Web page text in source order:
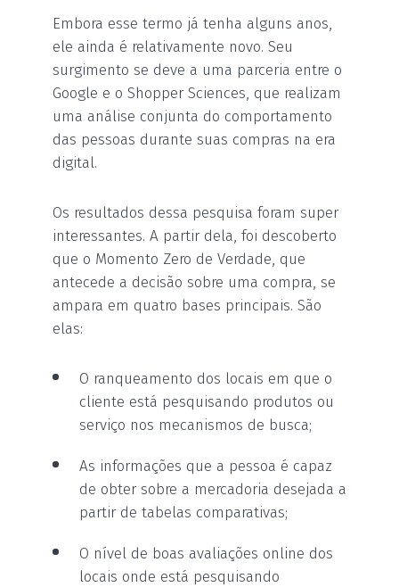
Embora esse termo já tenha alguns anos,
ele ainda é relativamente novo. Seu
surgimento se deve a uma parceria entre o
Google e o Shopper Sciences, que realizam
uma análise conjunta do comportamento
das pessoas durante suas compras na era
digital.
Os resultados dessa pesquisa foram super
interessantes. A partir dela, foi descoberto
que o Momento Zero de Verdade, que
antecede a decisão sobre uma compra, se
ampara em quatro bases principais. São
elas:
O ranqueamento dos locais em que o
cliente está pesquisando produtos ou
serviço nos mecanismos de busca;
As informações que a pessoa é capaz
de obter sobre a mercadoria desejada a
partir de tabelas comparativas;
O nível de boas avaliações online dos
locais onde está pesquisando